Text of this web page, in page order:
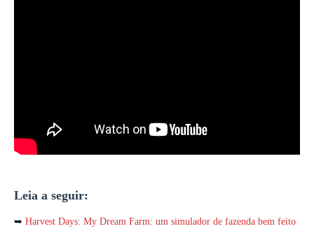
Leia a seguir:
➥ Harvest Days: My Dream Farm: um simulador de fazenda bem feito